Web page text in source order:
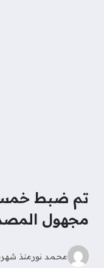
تم ضبط
مجهول
محمد نورمنذ